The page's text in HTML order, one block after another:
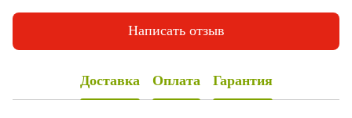
Написать отзыв
Доставка Оплата Гарантия